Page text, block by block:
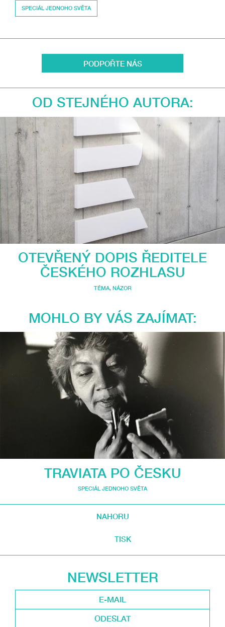
SPECIÁL JEDNOHO SVĚTA
PODPOŘTE NÁS
OD STEJNÉHO AUTORA:
OTEVŘENÝ DOPIS ŘEDITELE
ČESKÉHO ROZHLASU
TÉMA, NÁZOR
MOHLO BY VÁS ZAJÍMAT:
TRAVIATA PO ČESKU
SPECIÁL JEDNOHO SVĚTA
NAHORU
TISK
NEWSLETTER
ODESLAT